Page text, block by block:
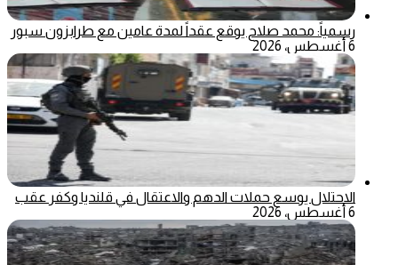
رسمياً: محمد صلاح يوقع عقداً لمدة عامين مع طرابزون سبور
6 أغسطس، 2026
الاحتلال يوسع حملات الدهم والاعتقال في قلنديا وكفر عقب
6 أغسطس، 2026